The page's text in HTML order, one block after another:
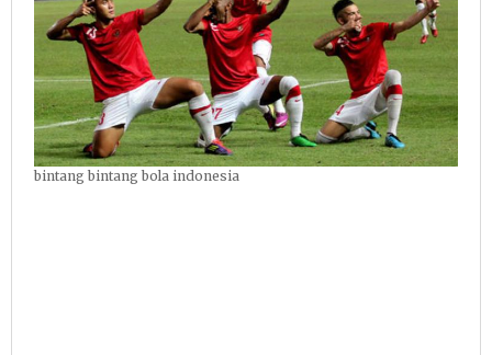
bintang bintang bola indonesia